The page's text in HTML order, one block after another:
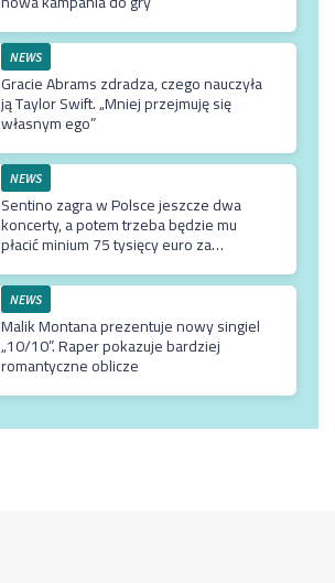
NEWS
Gracie Abrams zdradza, czego nauczyła
ją Taylor Swift. „Mniej przejmuję się
własnym ego”
NEWS
Sentino zagra w Polsce jeszcze dwa
koncerty, a potem trzeba będzie mu
płacić minium 75 tysięcy euro za
NEWS
Malik Montana prezentuje nowy singiel
„10/10”. Raper pokazuje bardziej
romantyczne oblicze